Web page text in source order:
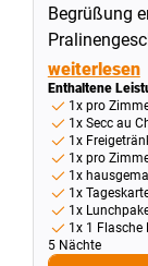
Begrüßung
weiterlesen
Enthaltene
1x pro
1x Secc au
1x
1x pro
1x
1x
1x
1x 1 Flasche
5 Nächte